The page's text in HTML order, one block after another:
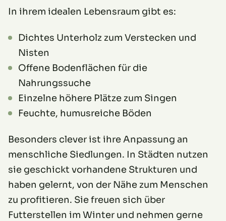
In ihrem idealen Lebensraum gibt es:
Dichtes Unterholz zum Verstecken und
Nisten
Offene Bodenflächen für die
Nahrungssuche
Einzelne höhere Plätze zum Singen
Feuchte, humusreiche Böden
Besonders clever ist ihre Anpassung an
menschliche Siedlungen. In Städten nutzen
sie geschickt vorhandene Strukturen und
haben gelernt, von der Nähe zum Menschen
zu profitieren. Sie freuen sich über
Futterstellen im Winter und nehmen gerne